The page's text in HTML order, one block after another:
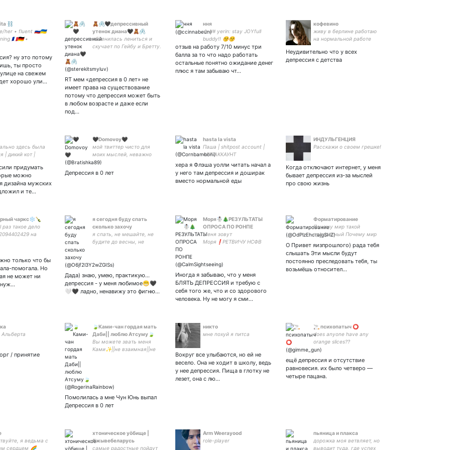
⛓️
her • fluent 🇷🇺🇺🇦
🇫🇷🇩🇪 •
with
ну это потому
ты просто
на свежем
хорошо ули…
🧸🖇🖤депрессивный
утенок диана🖤🧸🖇
обленилась лениться и
скучает по Гейбу и Бретту.
мать кицунэ. ублюди –
нахуй. ♡♡♡ я еще кстати
даша.
RT мем «депрессия в 0 лет» не
имеет права на существование
потому что депрессия может быть
в любом возрасте и даже если
под…
ння
☆ ## yerin: stay JOYfull
buddy!! 😚😚
отзыв на работу 7/10 минус три
балла за то что надо работать
остальные понятно ожидание денег
плюс я там забываю чт…
кофевино
живу в берлине работаю
на нормальной работе
Неудивительно что у всех
депрессия с детства
здесь была
| дикий кот |
придумать
можно
дизайна мужских
и те…
🖤Domovoy🖤
мой твиттер чисто для
моих мыслей, неважно
сколько здесь будет
помойка пупсик ❤️
Депрессия в 0 лет
hasta la vista
Паша | shitpost account |
АРТ АККАУНТ
хера я Флэша уолли читать начал а
у него там депрессия и доширак
вместо нормальной еды
ИНДУЛЬГЕНЦИЯ
Расскажи о своем грешке!
Когда отключают интернет, у меня
бывает депрессия из-за мыслей
про свою жизнь
чаркс❄️🍾
раз такое дело
на
только что бы
помогала. Но
не может ни
нуж…
я сегодня буду спать
сколько захочу
я спать, не мешайте, не
будите до весны, не
Дада) знаю, умею, практикую...
депрессия - у меня любимое😁🖤
🤍🖤 ладно, ненавижу это фигню...
Моря☃️🎄РЕЗУЛЬТАТЫ
ОПРОСА ПО РОНПЕ
Меня зовут
Моря❗РЕТВИЧУ НСФВ
Закрытка
Иногда я забываю, что у меня
БЛЯТЬ ДЕПРЕССИЯ и требую с
себя того же, что и со здорового
человека. Ну не могу я сми…
Форматирование
Почему мир такой
прекрасный Почему мир
такой ужасный
О Привет яизпрошлого) рада тебя
слышать Эти мысли будут
постоянно преследовать тебя, ты
возьмёшь относител…
Альберта
/ принятие
🍃Ками-чан гордая мать
Даби|| люблю Атсуму🍃
Вы можете звать меня
Ками✨||не взаимная||не
бешеная
Помолилась а мне Чун Юнь выпал
Депрессия в 0 лет
никто
мне похуй я питса
Вокруг все улыбаются, но ей не
весело. Она не ходит в школу, ведь
у нее депрессия. Пища в глотку не
лезет, она с лю…
🚬 психопатыч ⭕️
does anyone have any
orange slices??
#russianSpäherin #ISTP
ещё депрессия и отсутствие
равновесия. их было четверо —
четыре пацана.
я ведьма с
сердцем 🌈
хтоническое уöбище |
#жывебеларусь
самые радостные пойдут
Arm Weerayood
role-player
пьяница и плакса
дорожка моя ветвляет, но
выводит туда, где успех